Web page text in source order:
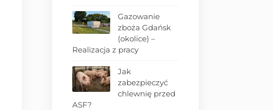
Gazowanie
zboża Gdańsk
(okolice) –
Realizacja z pracy
Jak
zabezpieczyć
chlewnię przed
ASF?